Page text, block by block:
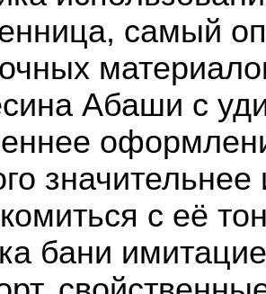
самый
Абаши с
с её
бани